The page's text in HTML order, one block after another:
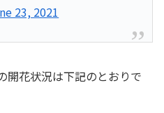
23, 2021
開花状況は下記のとおりで